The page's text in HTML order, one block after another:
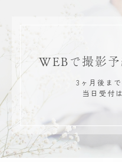
WEBで撮影
3ヶ月後ま
当日受付